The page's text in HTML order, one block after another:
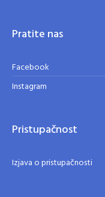
Pratite nas
Facebook
Instagram
Pristupačnost
Izjava o pristupačnosti